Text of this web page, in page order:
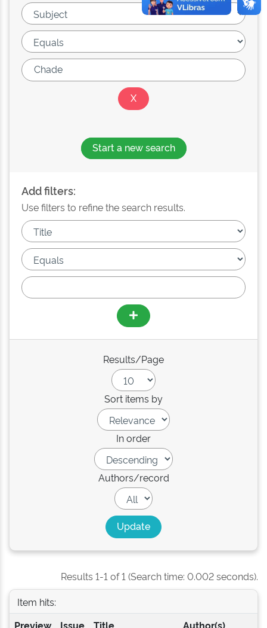
Start a new search
Add filters:
Use filters to refine the search results.
Results/Page
Sort items by
In order
Authors/record
Results 1-1 of 1 (Search time: 0.002 seconds).
Item hits:
Preview
Issue
Title Author(s)